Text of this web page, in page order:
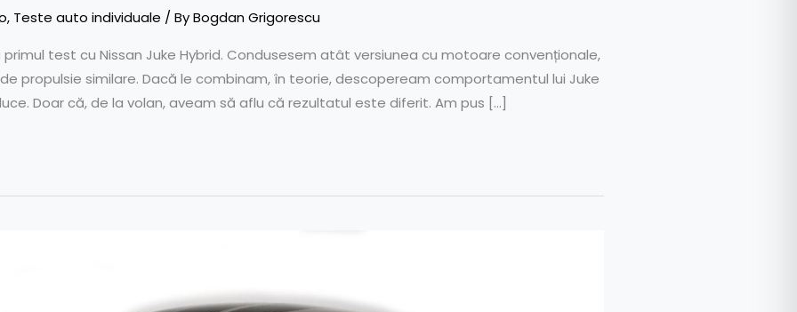
, Teste auto individuale / ByBogdan Grigorescu
test cu Nissan Juke Hybrid. Condusesem atât versiunea cu motoare convenționale,
propulsie similare. Dacă le combinam, în teorie, descopeream comportamentul lui Juke
Doar că, de la volan, aveam să aflu că rezultatul este diferit. Am pus […]